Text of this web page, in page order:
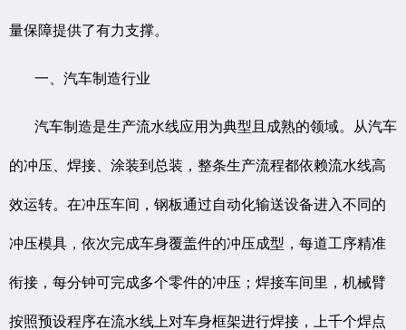
量保障提供了有力支撑。
一、汽车制造行业
汽车制造是生产流水线应用为典型且成熟的领域。从汽车
的冲压、焊接、涂装到总装，整条生产流程都依赖流水线高
效运转。在冲压车间，钢板通过自动化输送设备进入不同的
冲压模具，依次完成车身覆盖件的冲压成型，每道工序精准
衔接，每分钟可完成多个零件的冲压；焊接车间里，机械臂
按照预设程序在流水线上对车身框架进行焊接，上千个焊点